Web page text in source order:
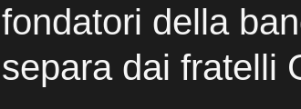
fondatori della
separa dai fratelli